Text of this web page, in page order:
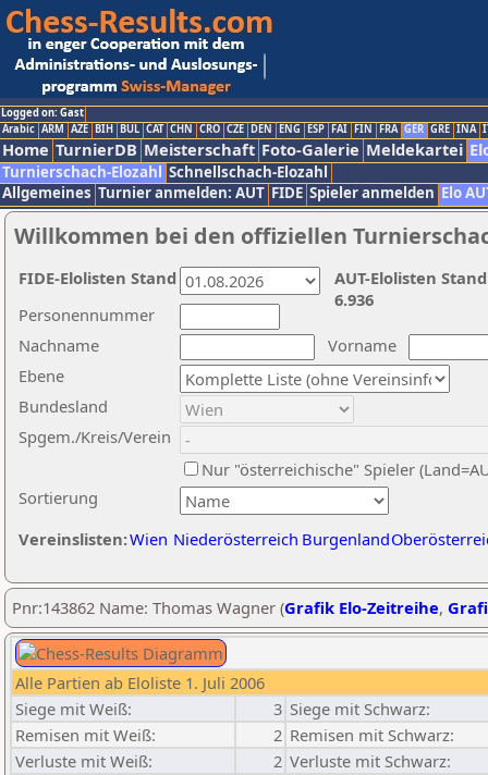
Logged on: Gast
Arabic ARM AZE BIH BUL CAT CHN CRO CZE DEN ENG ESP FAI FIN FRA GER GRE INA
Home TurnierDB Meisterschaft Foto-Galerie Meldekartei
Turnierschach-Elozahl Schnellschach-Elozahl
Allgemeines Turnier anmelden: AUT FIDE Spieler anmelden Elo
Willkommen bei den offiziellen
Nachname
Vorname
Ebene
Sortierung
Personennummer
Bundesland
Spgem./Kreis/Verein
Nur "österreichische" Spieler
Vereinslisten:Wien Niederösterreich Burgenland
AUT-Elolisten
6.936
FIDE-Elolisten Stand
Pnr:143862 Name: Thomas Wagner (Grafik Elo-Zeitreihe,
Alle Partien ab Eloliste 1. Juli 2006
Siege mit Weiß:
3 Siege mit Schwarz:
Remisen mit Weiß:
2 Remisen mit Schwarz:
Verluste mit Weiß:
2 Verluste mit Schwarz: